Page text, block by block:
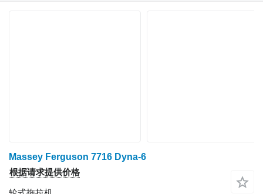
Massey Ferguson 7716 Dyna-6
根据请求提供价格